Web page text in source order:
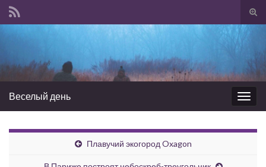
Веселый день
Плавучий экогород Oxagon